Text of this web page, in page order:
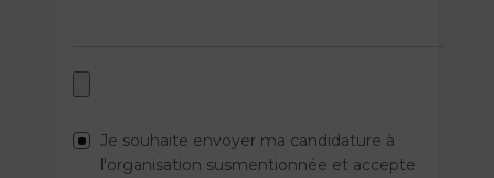
Je souhaite envoyer ma candidature à
l'organisation susmentionnée et accepte